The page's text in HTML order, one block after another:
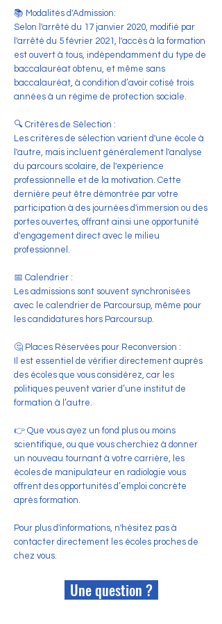
📚 Modalités d'Admission:
Selon l'arrêté du 17 janvier 2020, modifié par
l'arrêté du 5 février 2021, l'accès à la formation
est ouvert à tous, indépendamment du type de
baccalauréat obtenu, et même sans
baccalauréat, à condition d’avoir cotisé trois
années à un régime de protection sociale.
🔍 Critères de Sélection :
Les critères de sélection varient d'une école à
l'autre, mais incluent généralement l'analyse
du parcours scolaire, de l'expérience
professionnelle et de la motivation. Cette
dernière peut être démontrée par votre
participation à des journées d'immersion ou des
portes ouvertes, offrant ainsi une opportunité
d'engagement direct avec le milieu
professionnel.
📅 Calendrier :
Les admissions sont souvent synchronisées
avec le calendrier de Parcoursup, même pour
les candidatures hors Parcoursup.
🤔 Places Réservées pour Reconversion :
Il est essentiel de vérifier directement auprès
des écoles que vous considérez, car les
politiques peuvent varier d’une institut de
formation à l’autre.
👉 Que vous ayez un fond plus ou moins
scientifique, ou que vous cherchiez à donner
un nouveau tournant à votre carrière, les
écoles de manipulateur en radiologie vous
offrent des opportunités d’emploi concrète
après formation.
Pour plus d'informations, n'hésitez pas à
contacter directement les écoles proches de
chez vous.
Une question ?